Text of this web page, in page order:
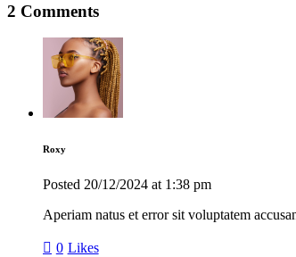
2 Comments
Roxy
Posted 20/12/2024 at 1:38 pm
Aperiam natus et error sit voluptatem
0 Likes